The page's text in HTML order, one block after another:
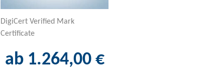
DigiCert Verified Mark
Certificate
ab 1.264,00 €